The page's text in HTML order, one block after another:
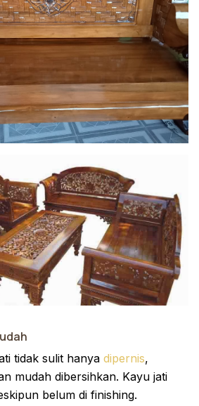
tidak sulit hanya dipernis,
mudah dibersihkan. Kayu jati
belum di finishing.